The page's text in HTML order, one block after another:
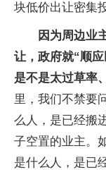
块低价出让密集
因为周边业
让，政府就“顺
是不是太过草率
里，我们不禁要
么人，是已经搬
子空置的业主。
是什么人，是已